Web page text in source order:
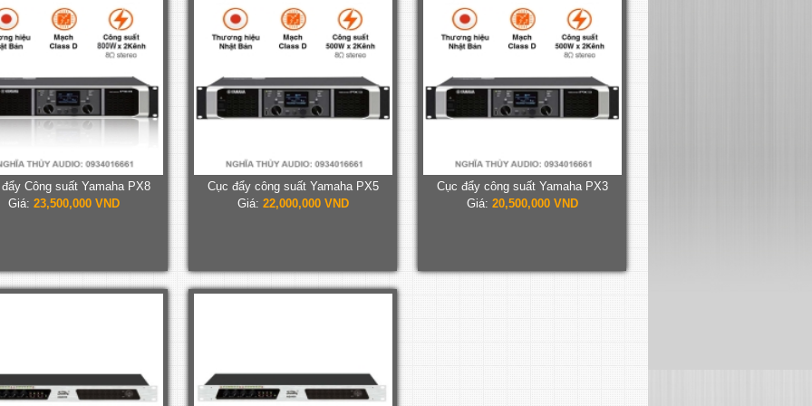
Công suất Yamaha PX8
Giá: 23,500,000 VND
Cục đẩy công suất Yamaha PX5
Giá: 22,000,000 VND
Cục đẩy công suất Yamaha PX3
Giá: 20,500,000 VND